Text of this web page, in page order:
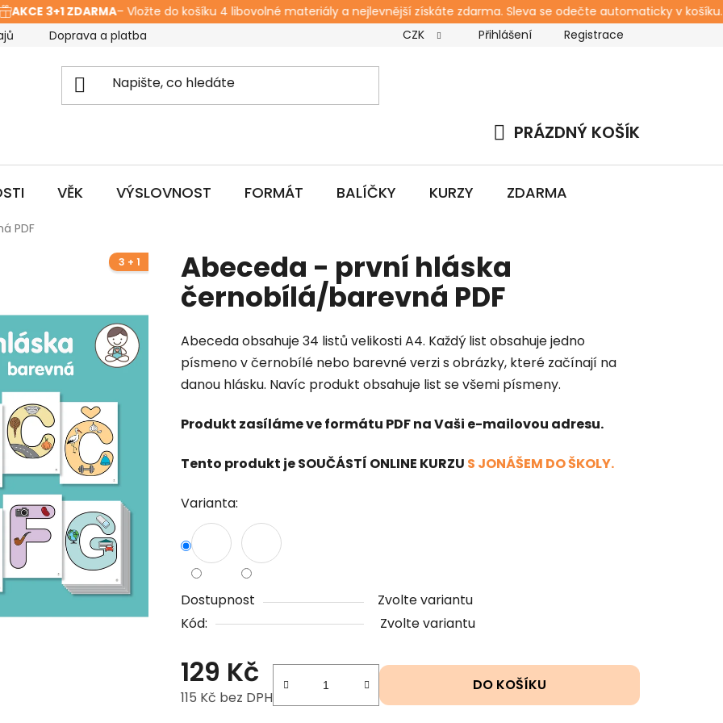
3+1 ZDARMA– Vložte do košíku 4 libovolné materiály a nejlevnější získáte zdarma. Sleva se odečte automaticky v košíku.
Doprava a platba Kontakt Blog Workshopy pro rodiče
CZK Přihlášení Registrace
KOŠÍK
PRÁZDNÝ KOŠÍK
VĚK VÝSLOVNOST FORMÁT BALÍČKY KURZY ZDARMA
PDF
Abeceda - první hláska
černobílá/barevná PDF
Abeceda obsahuje 34 listů velikosti A4. Každý list obsahuje jedno
písmeno v černobílé nebo barevné verzi s obrázky, které začínají na
danou hlásku. Navíc produkt obsahuje list se všemi písmeny.
Produkt zasíláme ve formátu PDF na Vaši e-mailovou adresu.
Tento produkt je SOUČÁSTÍ ONLINE KURZU S JONÁŠEM DO ŠKOLY.
Varianta:
Dostupnost
Zvolte variantu
Kód:
Zvolte variantu
129 Kč
115 Kč bez DPH
DO KOŠÍKU
3 + 1